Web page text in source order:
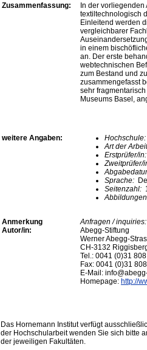
Zusammenfassung:
In der vorliegenden
textiltechnologisch
Einleitend werden
vergleichbarer
in einem
an. Der erste
webtechnischen
zum Bestand und
zusammengefasst
sehr
Museums Basel,
weitere Angaben: Hochschule:
Art der
Erstprüfer/in:
Zweitprüfer/
Sprache:
Seitenzahl:
Anmerkung
Autor/in:
Anfragen / inquiries:
Abegg-Stiftung
Werner Abegg-
CH-3132
Tel.: 0041 (0)31 808
Fax: 0041 (0)31
E-Mail:
Homepage: http://
Das Hornemann Institut verfügt
der Hochschularbeit wenden Sie sich bitte
der jeweiligen Fakultäten.